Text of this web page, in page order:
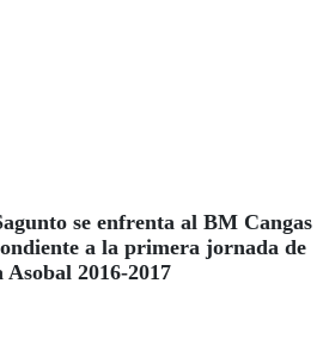
se enfrenta al BM Cangas
a la primera jornada de
2016-2017